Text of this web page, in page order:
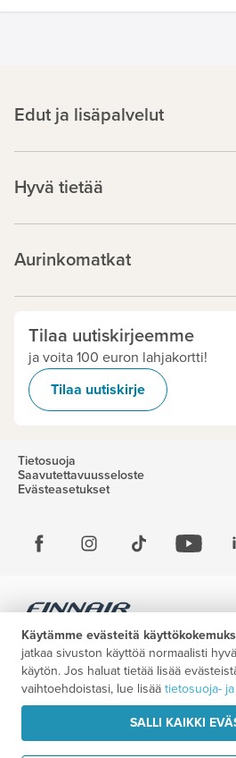
Edut ja lisäpalvelut
Hyvä tietää
Aurinkomatkat
Tilaa uutiskirjeemme
ja voita 100 euron lahjakortti!
Tilaa uutiskirje
Tietosuoja
Saavutettavuusseloste
Evästeasetukset
Käytämme evästeitä
jatkaa sivuston käyttöä normaalisti
käytön. Jos haluat tietää lisää
vaihtoehdoistasi, lue lisää tietosuoja-
SALLI KAIKKI